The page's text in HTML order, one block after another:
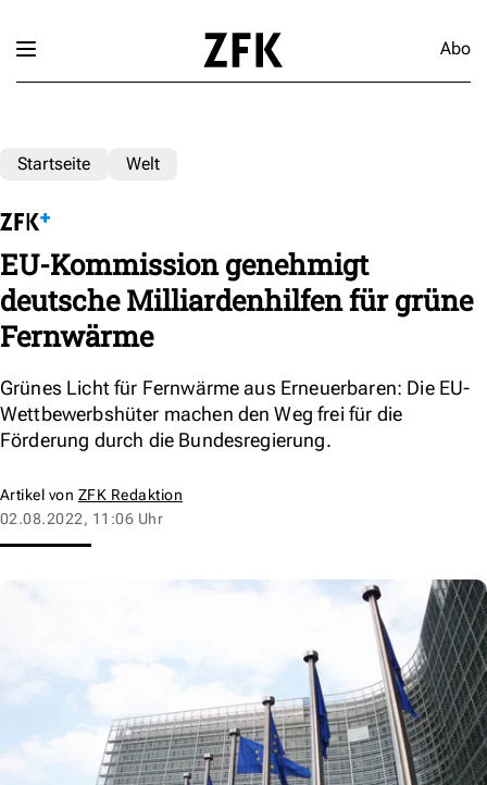
Abo
Startseite Welt
EU-Kommission genehmigt
deutsche Milliardenhilfen für grüne
Fernwärme
Grünes Licht für Fernwärme aus Erneuerbaren: Die EU-
Wettbewerbshüter machen den Weg frei für die
Förderung durch die Bundesregierung.
Artikel von ZFK Redaktion
02.08.2022, 11:06 Uhr